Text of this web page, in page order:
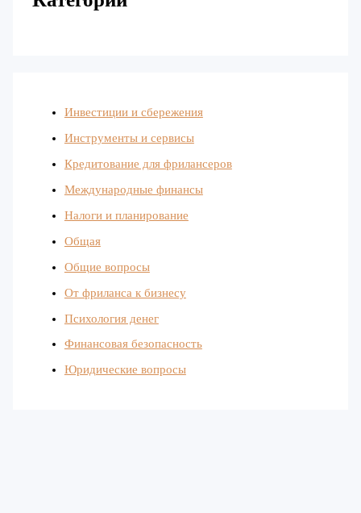
Инвестиции и сбережения
Инструменты и сервисы
Кредитование для фрилансеров
Международные финансы
Налоги и планирование
Общая
Общие вопросы
От фриланса к бизнесу
Психология денег
Финансовая безопасность
Юридические вопросы